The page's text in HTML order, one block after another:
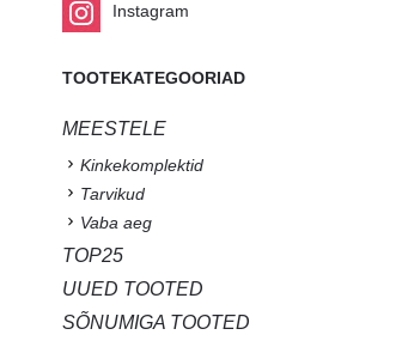
Instagram
TOOTEKATEGOORIAD
MEESTELE
Kinkekomplektid
Tarvikud
Vaba aeg
TOP25
UUED TOOTED
SÕNUMIGA TOOTED